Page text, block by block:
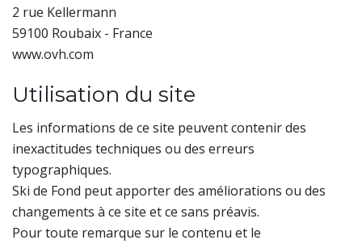
2 rue Kellermann
59100 Roubaix - France
www.ovh.com
Utilisation du site
Les informations de ce site peuvent contenir des
inexactitudes techniques ou des erreurs
typographiques.
Ski de Fond peut apporter des améliorations ou des
changements à ce site et ce sans préavis.
Pour toute remarque sur le contenu et le